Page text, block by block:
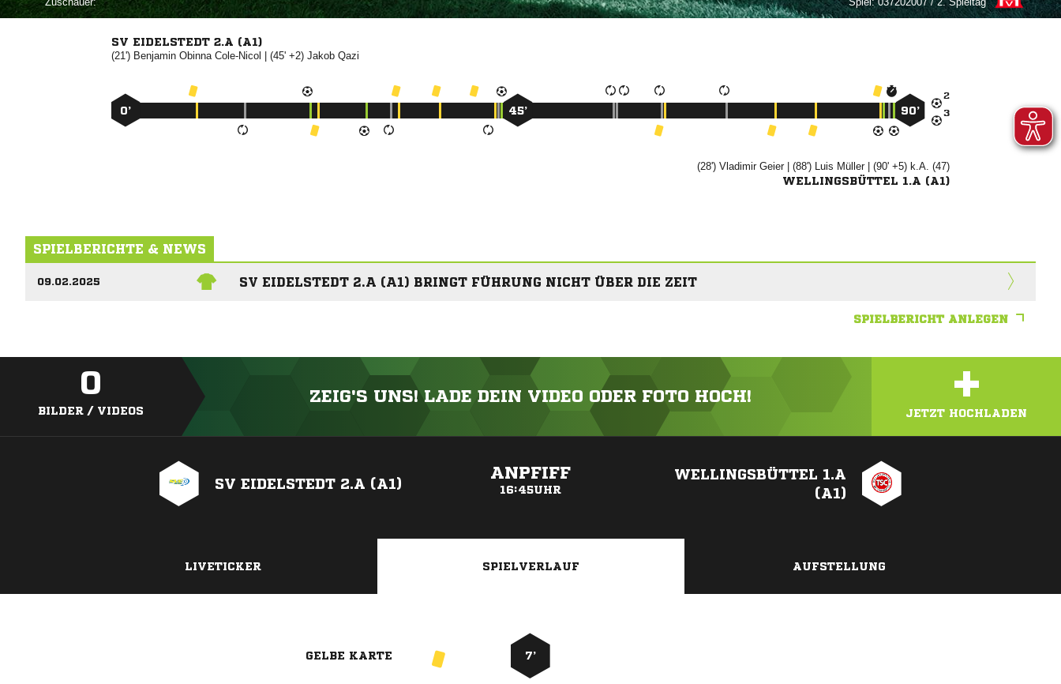
SV EIDELSTEDT 2.A (A1)
(21')   | (45' +2) 


0’ 45’ 90’
(28') | (88')  | (90' +5) k.A. (47)
WELLINGSBÜTTEL 1.A (A1)
SPIELBERICHTE & NEWS
09.02.2025 SV EIDELSTEDT 2.A (A1) BRINGT FÜHRUNG NICHT ÜBER DIE ZEIT
SPIELBERICHT ANLEGEN
0
BILDER / VIDEOS
ZEIG'S UNS! LADE DEIN VIDEO ODER FOTO HOCH! +
JETZT HOCHLADEN
SV EIDELSTEDT 2.A (A1)
ANPFIFF
16:45UHR
WELLINGSBÜTTEL 1.A
(A1)
LIVETICKER SPIELVERLAUF AUFSTELLUNG
GELBE KARTE 7’